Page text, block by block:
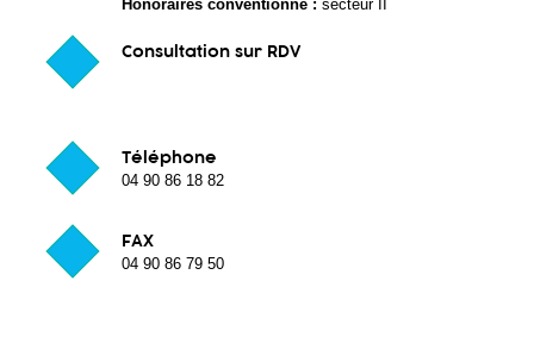
Honoraires conventionné : secteur II
Consultation sur RDV
Téléphone
04 90 86 18 82
FAX
04 90 86 79 50